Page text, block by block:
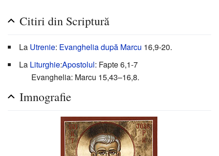
Citiri din Scriptură
La Utrenie: Evanghelia după Marcu 16,9-20.
La Liturghie:Apostolul: Fapte 6,1-7
Evanghelia: Marcu 15,43–16,8.
Imnografie